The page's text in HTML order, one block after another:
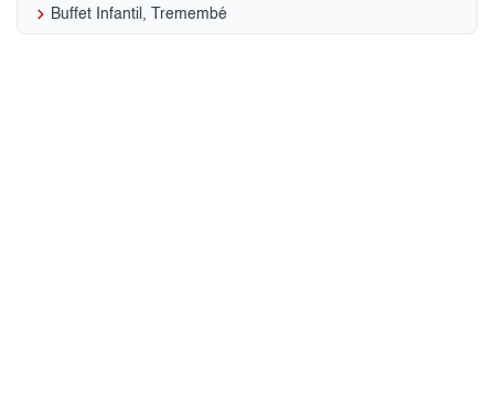
keyboard_arrow_right Buffet Infantil, Tremembé